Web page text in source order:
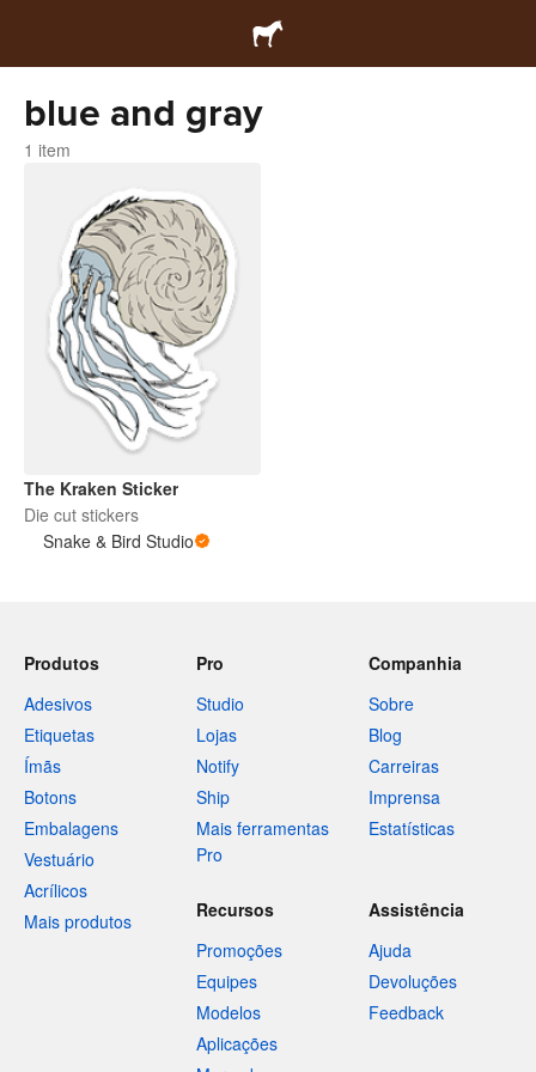
blue and gray
1 item
The Kraken Sticker
Die cut stickers
Snake & Bird Studio
Produtos
Adesivos
Etiquetas
Ímãs
Botons
Embalagens
Vestuário
Acrílicos
Mais produtos
Pro
Studio
Lojas
Notify
Ship
Mais ferramentas
Pro
Companhia
Sobre
Blog
Carreiras
Imprensa
Estatísticas
Recursos
Promoções
Equipes
Modelos
Aplicações
Assistência
Ajuda
Devoluções
Feedback